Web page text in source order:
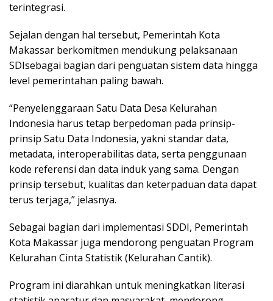
terintegrasi.
Sejalan dengan hal tersebut, Pemerintah Kota
Makassar berkomitmen mendukung pelaksanaan
SDIsebagai bagian dari penguatan sistem data hingga
level pemerintahan paling bawah.
“Penyelenggaraan Satu Data Desa Kelurahan
Indonesia harus tetap berpedoman pada prinsip-
prinsip Satu Data Indonesia, yakni standar data,
metadata, interoperabilitas data, serta penggunaan
kode referensi dan data induk yang sama. Dengan
prinsip tersebut, kualitas dan keterpaduan data dapat
terus terjaga,” jelasnya.
Sebagai bagian dari implementasi SDDI, Pemerintah
Kota Makassar juga mendorong penguatan Program
Kelurahan Cinta Statistik (Kelurahan Cantik).
Program ini diarahkan untuk meningkatkan literasi